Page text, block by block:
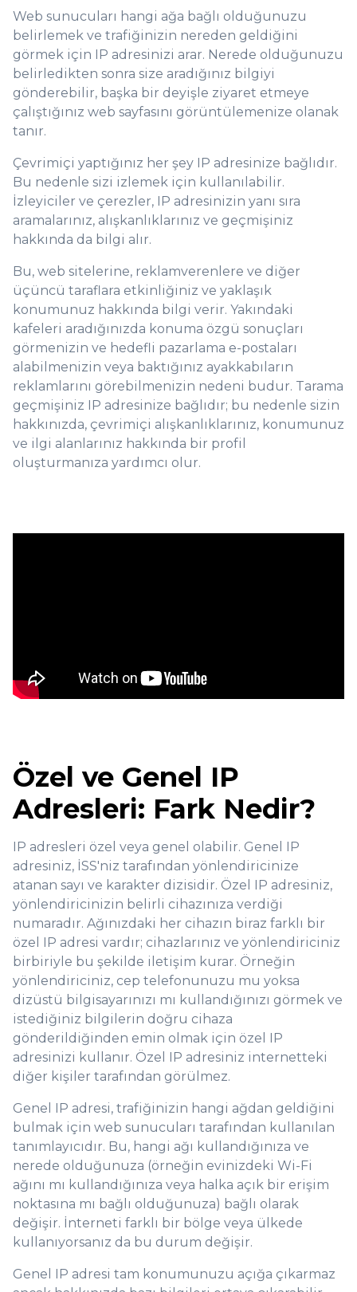
Web sunucuları hangi ağa bağlı olduğunuzu
belirlemek ve trafiğinizin nereden geldiğini
görmek için IP adresinizi arar. Nerede olduğunuzu
belirledikten sonra size aradığınız bilgiyi
gönderebilir, başka bir deyişle ziyaret etmeye
çalıştığınız web sayfasını görüntülemenize olanak
tanır.
Çevrimiçi yaptığınız her şey IP adresinize bağlıdır.
Bu nedenle sizi izlemek için kullanılabilir.
İzleyiciler ve çerezler, IP adresinizin yanı sıra
aramalarınız, alışkanlıklarınız ve geçmişiniz
hakkında da bilgi alır.
Bu, web sitelerine, reklamverenlere ve diğer
üçüncü taraflara etkinliğiniz ve yaklaşık
konumunuz hakkında bilgi verir. Yakındaki
kafeleri aradığınızda konuma özgü sonuçları
görmenizin ve hedefli pazarlama e-postaları
alabilmenizin veya baktığınız ayakkabıların
reklamlarını görebilmenizin nedeni budur. Tarama
geçmişiniz IP adresinize bağlıdır; bu nedenle sizin
hakkınızda, çevrimiçi alışkanlıklarınız, konumunuz
ve ilgi alanlarınız hakkında bir profil
oluşturmanıza yardımcı olur.
Özel ve Genel IP
Adresleri: Fark Nedir?
IP adresleri özel veya genel olabilir. Genel IP
adresiniz, İSS'niz tarafından yönlendiricinize
atanan sayı ve karakter dizisidir. Özel IP adresiniz,
yönlendiricinizin belirli cihazınıza verdiği
numaradır. Ağınızdaki her cihazın biraz farklı bir
özel IP adresi vardır; cihazlarınız ve yönlendiriciniz
birbiriyle bu şekilde iletişim kurar. Örneğin
yönlendiriciniz, cep telefonunuzu mu yoksa
dizüstü bilgisayarınızı mı kullandığınızı görmek ve
istediğiniz bilgilerin doğru cihaza
gönderildiğinden emin olmak için özel IP
adresinizi kullanır. Özel IP adresiniz internetteki
diğer kişiler tarafından görülmez.
Genel IP adresi, trafiğinizin hangi ağdan geldiğini
bulmak için web sunucuları tarafından kullanılan
tanımlayıcıdır. Bu, hangi ağı kullandığınıza ve
nerede olduğunuza (örneğin evinizdeki Wi-Fi
ağını mı kullandığınıza veya halka açık bir erişim
noktasına mı bağlı olduğunuza) bağlı olarak
değişir. İnterneti farklı bir bölge veya ülkede
kullanıyorsanız da bu durum değişir.
Genel IP adresi tam konumunuzu açığa çıkarmaz